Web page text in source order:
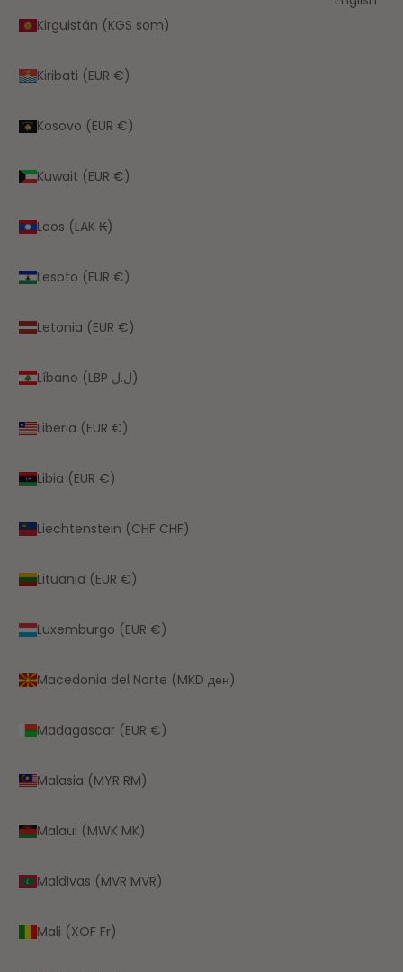
Kirguistán (KGS som)
Kiribati (EUR €)
Kosovo (EUR €)
Kuwait (EUR €)
Laos (LAK ₭)
Lesoto (EUR €)
Letonia (EUR €)
Líbano (LBP ل.ل)
Liberia (EUR €)
Libia (EUR €)
Liechtenstein (CHF CHF)
Lituania (EUR €)
Luxemburgo (EUR €)
Macedonia del Norte (MKD ден)
Madagascar (EUR €)
Malasia (MYR RM)
Malaui (MWK MK)
Maldivas (MVR MVR)
Mali (XOF Fr)